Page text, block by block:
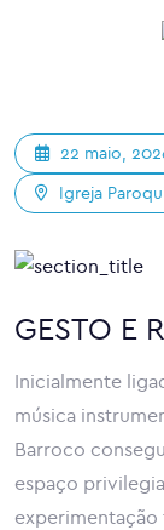
22 maio,
Igreja
GESTO E
Inicialmente
música
Barroco
espaço